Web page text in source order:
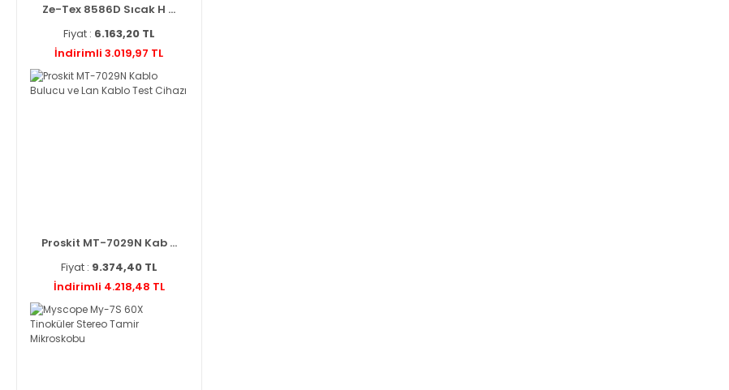
Ze-Tex 8586D Sıcak H ...
Fiyat : 6.163,20 TL
İndirimli 3.019,97 TL
Proskit MT-7029N Kab ...
Fiyat : 9.374,40 TL
İndirimli 4.218,48 TL